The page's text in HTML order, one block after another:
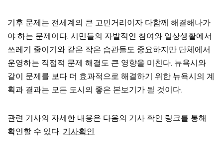
기후 문제는 전세계의 큰 고민거리이자 다함께 해결해나가
야 하는 문제이다. 시민들의 자발적인 참여와 일상생활에서
쓰레기 줄이기와 같은 작은 습관들도 중요하지만 단체에서
운영하는 직접적 문제 해결도 큰 영향을 미친다. 뉴욕시와
같이 문제를 보다 더 효과적으로 해결하기 위한 뉴욕시의 계
획과 결과는 모든 도시의 좋은 본보기가 될 것이다.
관련 기사의 자세한 내용은 다음의 기사 확인 링크를 통해
확인할 수 있다. 기사확인